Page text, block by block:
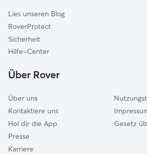
Seeheim-Jugenheim
Brombachtal
Fürth
Lies unseren Blog
RoverProtect
Sicherheit
Hilfe-Center
Über Rover
Über uns
Kontaktiere uns
Hol dir die App
Presse
Karriere
Gesetz